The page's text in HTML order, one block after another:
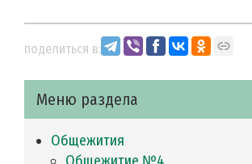
поделиться в:
Меню раздела
Общежития